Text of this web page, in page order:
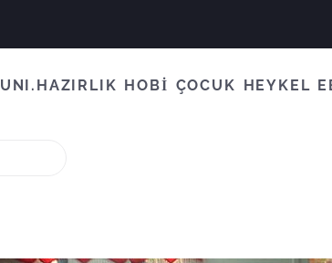
UNI.HAZIRLIK HOBİ ÇOCUK HEYKEL